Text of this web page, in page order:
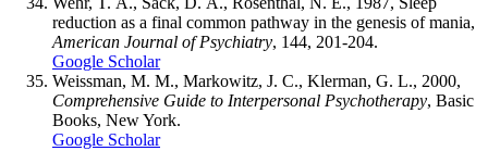
reduction as a final common pathway in the genesis of mania,
American Journal of Psychiatry, 144, 201-204.
Google Scholar
Weissman, M. M., Markowitz, J. C., Klerman, G. L., 2000,
Comprehensive Guide to Interpersonal Psychotherapy, Basic
Books, New York.
Google Scholar